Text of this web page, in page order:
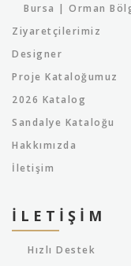
Bursa | Orman
Ziyaretçilerimiz
Designer
Proje Kataloğumuz
2026 Katalog
Sandalye Kataloğu
Hakkımızda
İletişim
İLETIŞIM
Hızlı Destek